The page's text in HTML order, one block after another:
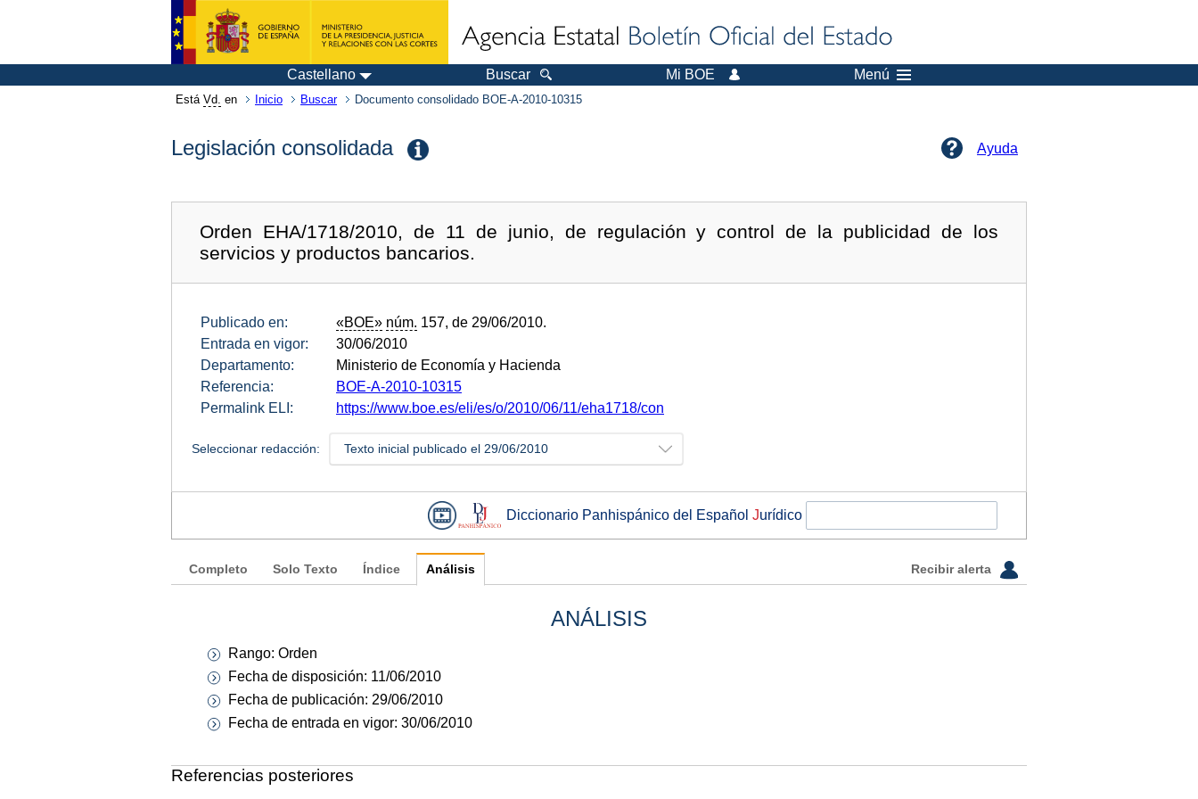
Castellano Buscar Mi BOE Menú
Está Vd. en Inicio Buscar Documento consolidado BOE-A-2010-10315
Legislación consolidada Ayuda
Orden EHA/1718/2010, de 11 de junio, de regulación y control de la publicidad de los
servicios y productos bancarios.
Publicado en: «BOE» núm. 157, de 29/06/2010.
Entrada en vigor:
30/06/2010
Departamento:
Ministerio de Economía y Hacienda
Referencia:
BOE-A-2010-10315
Permalink ELI:
https://www.boe.es/eli/es/o/2010/06/11/eha1718/con
Seleccionar redacción: Texto inicial publicado el 29/06/2010
Diccionario Panhispánico del Español Jurídico
Completo Solo Texto Índice Análisis Recibir alerta
ANÁLISIS
Rango: Orden
Fecha de disposición: 11/06/2010
Fecha de publicación: 29/06/2010
Fecha de entrada en vigor: 30/06/2010
Referencias posteriores